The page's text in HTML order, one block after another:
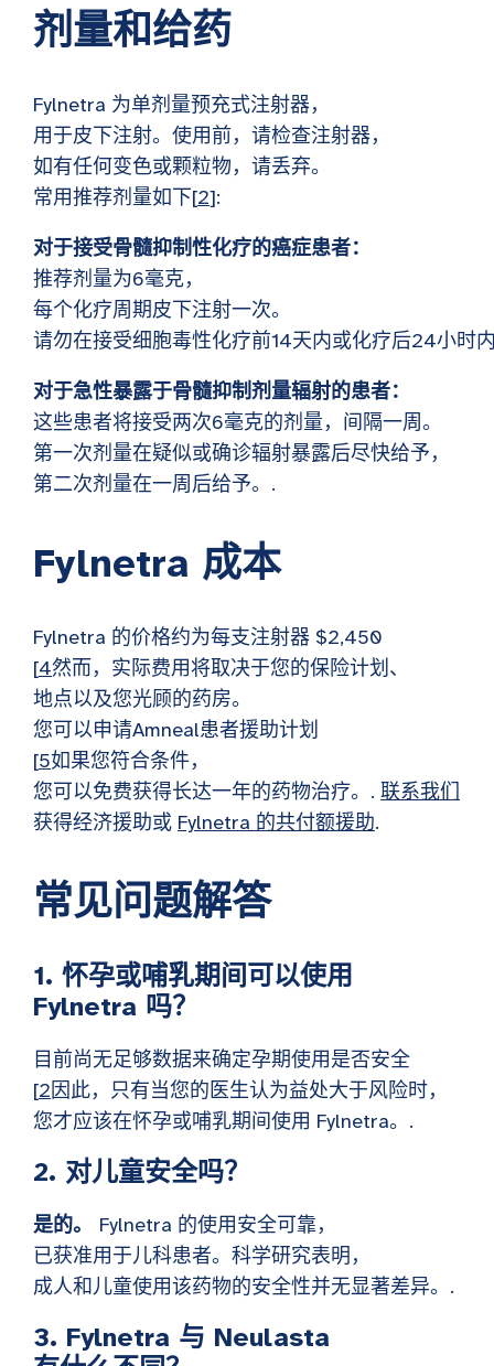
剂量和给药
Fylnetra 为单剂量预充式注射器，
用于皮下注射。使用前，请检查注射器，
如有任何变色或颗粒物，请丢弃。
常用推荐剂量如下[2]:
对于接受骨髓抑制性化疗的癌症患者：
推荐剂量为6毫克，
每个化疗周期皮下注射一次。
请勿在接受细胞毒性化疗前14天内或化疗后24小时
对于急性暴露于骨髓抑制剂量辐射的患者：
这些患者将接受两次6毫克的剂量，间隔一周。
第一次剂量在疑似或确诊辐射暴露后尽快给予，
第二次剂量在一周后给予。.
Fylnetra 成本
Fylnetra 的价格约为每支注射器 $2,450
[4然而，实际费用将取决于您的保险计划、
地点以及您光顾的药房。
您可以申请Amneal患者援助计划
[5如果您符合条件，
您可以免费获得长达一年的药物治疗。. 联系我们
获得经济援助或 Fylnetra 的共付额援助.
常见问题解答
1. 怀孕或哺乳期间可以使用
Fylnetra 吗？
目前尚无足够数据来确定孕期使用是否安全
[2因此，只有当您的医生认为益处大于风险时，
您才应该在怀孕或哺乳期间使用 Fylnetra。.
2. 对儿童安全吗？
是的。 Fylnetra 的使用安全可靠，
已获准用于儿科患者。科学研究表明，
成人和儿童使用该药物的安全性并无显著差异。.
3. Fylnetra 与 Neulasta